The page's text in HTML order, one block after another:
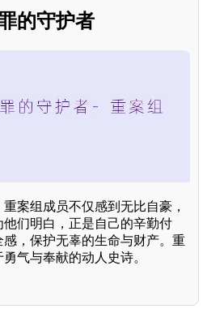
的守护者
案组成员不仅感到无比自豪，
们明白，正是自己的辛勤付
，保护无辜的生命与财产。重
气与奉献的动人史诗。